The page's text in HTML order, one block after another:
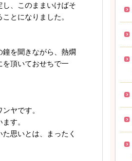
、このままいけばそ
とになりました。
を聞きながら、熱燗
頂いておせちで一
ヤです。
す。
思いとは、まったく